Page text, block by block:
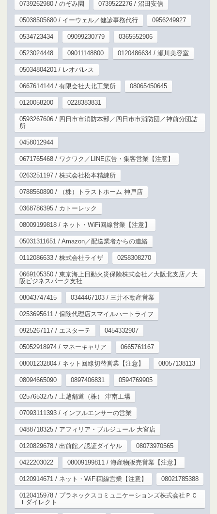
0739262980 / のぞみ園 0739522276 / 沼田安信
05038505680 / イーウェル／健診事務代行 0956249927
0534723434 09099230779 0365552906
0523024448 09011148800 0120486634 / 瀬川美容室
05034804201 / レオパレス
0667614144 / 有限会社大北工業所 08065450645
0120058200 0228383831
0593267606 / 四日市市消防本部／四日市市消防団／神前分団詰
所
0458012944
0671765468 / ワクワク／LINE広告・集客営業【注意】
0263251197 / 株式会社松本精練所
0788560890 / （株）トラストホーム 神戸店
0368786395 / カトーレック
08009199818 / ネット・WiFi回線営業【注意】
05031311651 / Amazon／配送業者からの連絡
0112086633 / 株式会社ライザ 0258308270
0669105350 / 東京海上日動火災保険株式会社／大阪北支店／大
阪ビジネスパーク支社
08043747415 0344467103 / 三井不動産営業
0253695611 / 保険代理店スマイルハートライフ
0925267117 / エスターテ 0454332907
05052918974 / マネーキャリア 0665761167
08001232804 / ネット回線切替営業【注意】 08057138113
08094665090 0897406831 0594769905
0257653275 / 上越舗道（株） 津南工場
07093111393 / インフルエンサーの営業
0488718325 / アフィリア・ブルジュール 大宮店
0120829678 / 出前館／認証ダイヤル 08073970565
0422203022 08009199811 / 海産物販売営業【注意】
0120914671 / ネット・WiFi回線営業【注意】 08021785388
0120415978 / プラネックスコミュニケーションズ株式会社ＰＣ
Ｉダイレクト